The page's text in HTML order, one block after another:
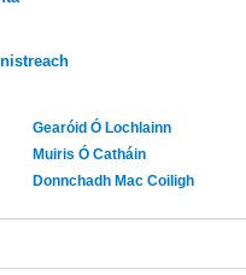
Gearóid Ó Lochlainn
Muiris Ó Catháin
Donnchadh Mac Coiligh